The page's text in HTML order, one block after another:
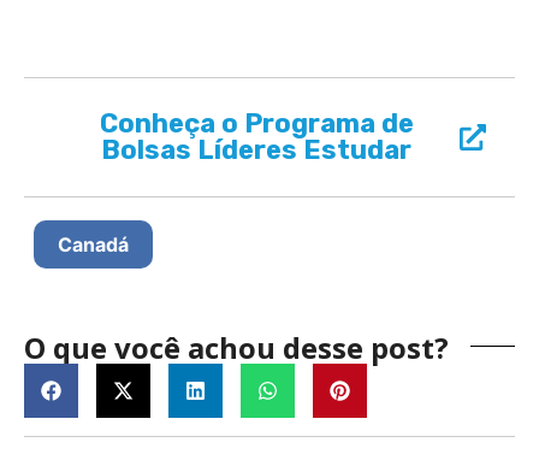
Conheça o Programa de
Bolsas Líderes Estudar
Canadá
O que você achou desse post?